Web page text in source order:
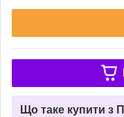
Що таке купити з